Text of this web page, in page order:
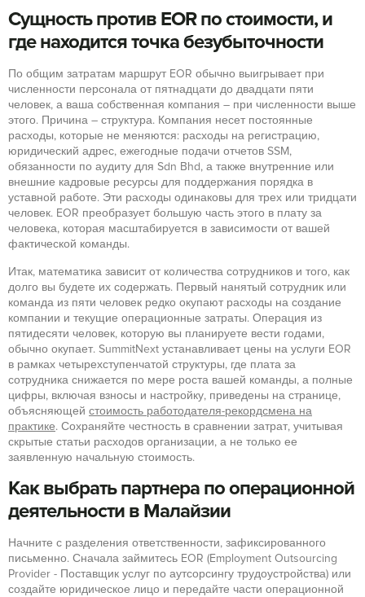
Сущность против EOR по стоимости, и
где находится точка безубыточности
По общим затратам маршрут EOR обычно выигрывает при
численности персонала от пятнадцати до двадцати пяти
человек, а ваша собственная компания – при численности выше
этого. Причина – структура. Компания несет постоянные
расходы, которые не меняются: расходы на регистрацию,
юридический адрес, ежегодные подачи отчетов SSM,
обязанности по аудиту для Sdn Bhd, а также внутренние или
внешние кадровые ресурсы для поддержания порядка в
уставной работе. Эти расходы одинаковы для трех или тридцати
человек. EOR преобразует большую часть этого в плату за
человека, которая масштабируется в зависимости от вашей
фактической команды.
Итак, математика зависит от количества сотрудников и того, как
долго вы будете их содержать. Первый нанятый сотрудник или
команда из пяти человек редко окупают расходы на создание
компании и текущие операционные затраты. Операция из
пятидесяти человек, которую вы планируете вести годами,
обычно окупает. SummitNext устанавливает цены на услуги EOR
в рамках четырехступенчатой структуры, где плата за
сотрудника снижается по мере роста вашей команды, а полные
цифры, включая взносы и настройку, приведены на странице,
объясняющей стоимость работодателя-рекордсмена на
практике. Сохраняйте честность в сравнении затрат, учитывая
скрытые статьи расходов организации, а не только ее
заявленную начальную стоимость.
Как выбрать партнера по операционной
деятельности в Малайзии
Начните с разделения ответственности, зафиксированного
письменно. Сначала займитесь EOR (Employment Outsourcing
Provider - Поставщик услуг по аутсорсингу трудоустройства) или
создайте юридическое лицо и передайте части операционной